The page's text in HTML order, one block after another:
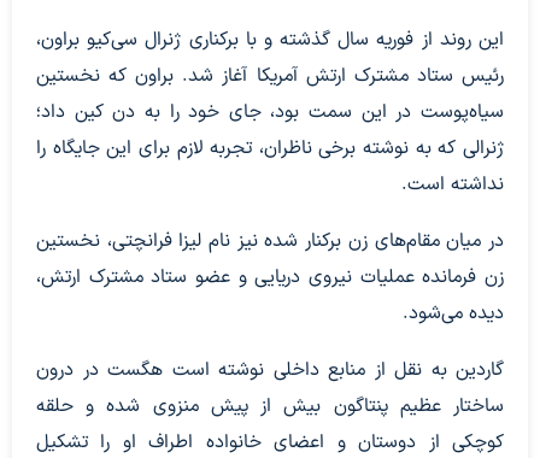
این روند از فوریه سال گذشته و با برکناری ژنرال سی‌کیو براون،
رئیس ستاد مشترک ارتش آمریکا آغاز شد. براون که نخستین
سیاه‌پوست در این سمت بود، جای خود را به دن کین داد؛
ژنرالی که به نوشته برخی ناظران، تجربه لازم برای این جایگاه را
نداشته است.
در میان مقام‌های زن برکنار شده نیز نام لیزا فرانچتی، نخستین
زن فرمانده عملیات نیروی دریایی و عضو ستاد مشترک ارتش،
دیده می‌شود.
گاردین به نقل از منابع داخلی نوشته است هگست در درون
ساختار عظیم پنتاگون بیش از پیش منزوی شده و حلقه
کوچکی از دوستان و اعضای خانواده اطراف او را تشکیل